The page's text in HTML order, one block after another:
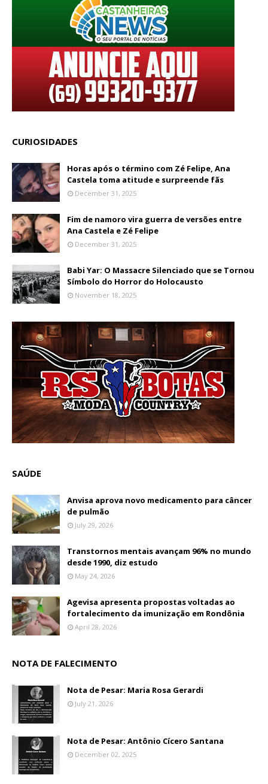
CURIOSIDADES
Horas após o término com Zé Felipe, Ana
Castela toma atitude e surpreende fãs
December 31, 2025
Fim de namoro vira guerra de versões entre
Ana Castela e Zé Felipe
December 31, 2025
Babi Yar: O Massacre Silenciado que se Tornou
Símbolo do Horror do Holocausto
November 18, 2025
SAÚDE
Anvisa aprova novo medicamento para câncer
de pulmão
July 29, 2026
Transtornos mentais avançam 96% no mundo
desde 1990, diz estudo
May 24, 2026
Agevisa apresenta propostas voltadas ao
fortalecimento da imunização em Rondônia
April 28, 2026
NOTA DE FALECIMENTO
Nota de Pesar: Maria Rosa Gerardi
July 21, 2026
Nota de Pesar: Antônio Cícero Santana
December 02, 2025